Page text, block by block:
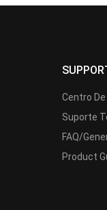
Centro
Suporte
FAQ/
Product